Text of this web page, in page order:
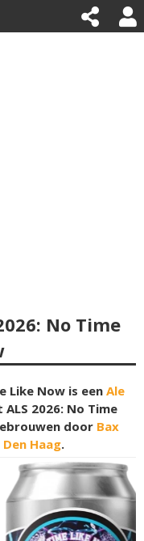
No Time
Like Now is een Ale
2026: No Time
door Bax
Haag.